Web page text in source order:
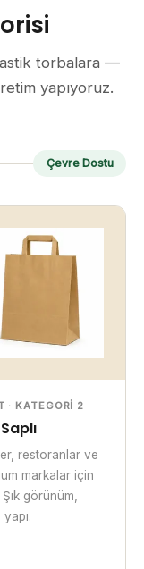
torbalara —
yapıyoruz.
Çevre Dostu
· KATEGORI 2
restoranlar ve
markalar için
görünüm,